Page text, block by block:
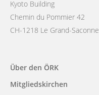
Kyoto Building
Chemin du Pommier 42
CH-1218 Le Grand-
Main
navigation
Über den ÖRK
Mitgliedskirchen